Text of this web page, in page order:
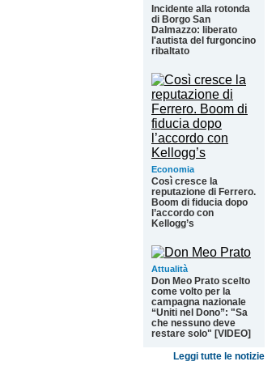
Incidente alla rotonda
di Borgo San
Dalmazzo: liberato
l'autista del furgoncino
ribaltato
Economia
Così cresce la
reputazione di Ferrero.
Boom di fiducia dopo
l’accordo con
Kellogg’s
Attualità
Don Meo Prato scelto
come volto per la
campagna nazionale
“Uniti nel Dono”: "Sa
che nessuno deve
restare solo" [VIDEO]
Leggi tutte le notizie